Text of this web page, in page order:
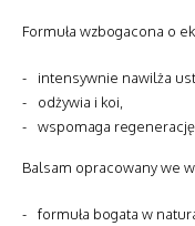
Formuła wzbogacona o
intensywnie nawilża
odżywia i koi,
wspomaga
Balsam opracowany we
formuła bogata w